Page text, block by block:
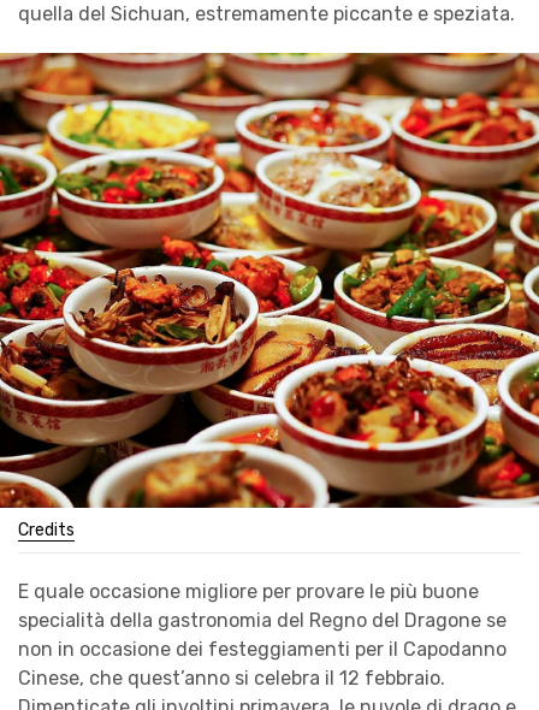
quella del Sichuan, estremamente piccante e speziata.
Credits
E quale occasione migliore per provare le più buone
specialità della gastronomia del Regno del Dragone se
non in occasione dei festeggiamenti per il Capodanno
Cinese, che quest’anno si celebra il 12 febbraio.